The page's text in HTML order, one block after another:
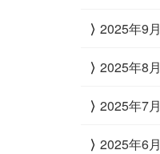
2025年9月
2025年8月
2025年7月
2025年6月